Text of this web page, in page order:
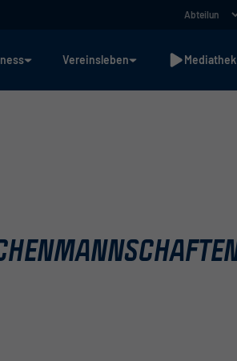
Vereinsleben Mediathek